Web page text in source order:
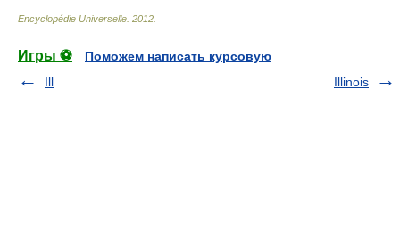
Encyclopédie Universelle 2012
Игры ⚽
Поможем написать курсовую
Ill
Illinois